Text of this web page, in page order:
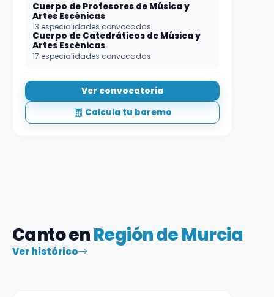
Cuerpo de Profesores de Música y
Artes Escénicas
13 especialidades convocadas
Cuerpo de Catedráticos de Música y
Artes Escénicas
17 especialidades convocadas
Ver convocatoria
Calcula tu baremo
Canto enRegión de Murcia
Ver histórico